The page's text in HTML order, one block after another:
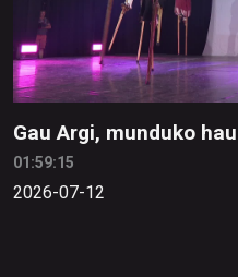
Gau Argi, munduko
01:59:15
2026-07-12